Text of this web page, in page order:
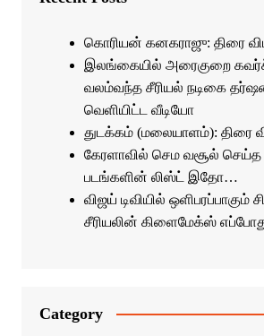
கொரியன் கனகராஜு: திரை
இலங்கையில் அரைகுறை
வலம்வந்த சீரியல் நடிகை
வெளியிட்ட வீடியோ
துடக்கம் (மலையாளம்): திரை
கேரளாவில் செம வசூல் செய்த
படங்களின் லிஸ்ட் இதோ…
விஜய் டிவியில் ஒளிபரப்பாகும்
சீரியலின் கிளைமேக்ஸ் எப்போது
Category